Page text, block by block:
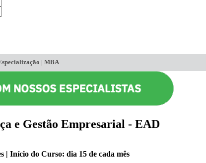
| MBA
e Gestão Empresarial - EAD
| Início do Curso: dia 15 de cada mês